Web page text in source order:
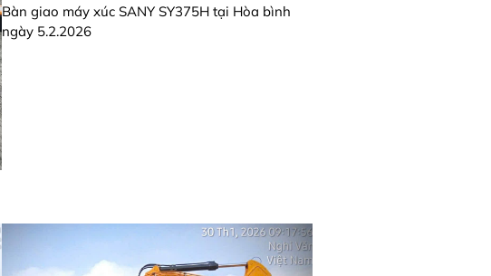
Bàn giao máy xúc SANY SY375H tại Hòa bình
ngày 5.2.2026